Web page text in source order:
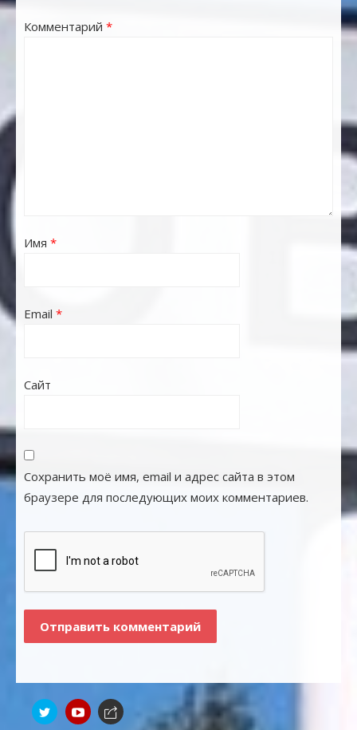
Комментарий *
Имя *
Email *
Сайт
Сохранить моё имя, email и адрес сайта в этом
браузере для последующих моих комментариев.